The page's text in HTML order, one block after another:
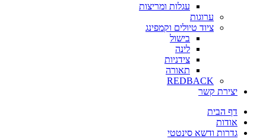
עגלות ומריצות
ערוגות
ציוד טיולים וקמפינג
בישול
לינה
צידניות
תאורה
REDBACK
יצירת קשר
דף הבית
אודות
גדרות ודשא סינטטי